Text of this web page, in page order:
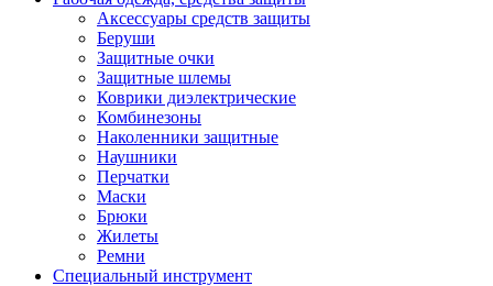
Аксессуары средств защиты
Беруши
Защитные очки
Защитные шлемы
Коврики диэлектрические
Комбинезоны
Наколенники защитные
Наушники
Перчатки
Маски
Брюки
Жилеты
Ремни
Специальный инструмент